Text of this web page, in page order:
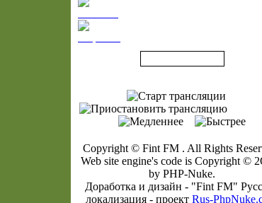
Copyright © Fint FM . All Rights
Web site engine's code is Copyright ©
bу PHP-Nukе.
Доработка и дизайн - "Fint FM"
локализaция - прoект Rus-